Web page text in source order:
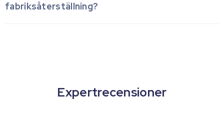
fabriksåterställning?
Expertrecensioner